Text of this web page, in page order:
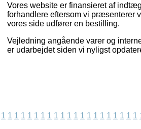
Vores website er finansieret af
forhandlere eftersom vi præsenterer
vores side udfører en bestilling.
Vejledning angående varer og
er udarbejdet siden vi nyligst
1 1 1 1 1 1 1 1 1 1 1 1 1 1 1 1 1 1 1 1 1